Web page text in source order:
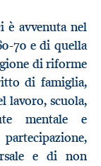
è avvenuta nel
70 e di quella
di riforme
di famiglia,
lavoro, scuola,
mentale e
e di non